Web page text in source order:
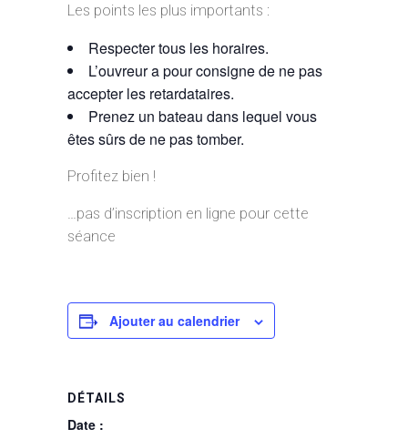
Les points les plus importants :
Respecter tous les horaires.
L’ouvreur a pour consigne de ne pas
accepter les retardataires.
Prenez un bateau dans lequel vous
êtes sûrs de ne pas tomber.
Profitez bien !
…pas d’inscription en ligne pour cette
séance
Ajouter au calendrier
DÉTAILS
Date :